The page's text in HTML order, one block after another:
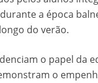
a época
do verão.
o papel da
o